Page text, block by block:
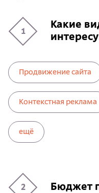
1
Какие
Продвижение сайта
Контекстная реклама
ещё
2 Бюджет